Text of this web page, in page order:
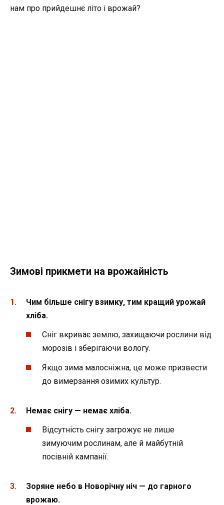
нам про прийдешнє літо і врожай?
Зимові прикмети на врожайність
Чим більше снігу взимку, тим кращий урожай
хліба.
Сніг вкриває землю, захищаючи рослини від
морозів і зберігаючи вологу.
Якщо зима малосніжна, це може призвести
до вимерзання озимих культур.
Немає снігу — немає хліба.
Відсутність снігу загрожує не лише
зимуючим рослинам, але й майбутній
посівній кампанії.
Зоряне небо в Новорічну ніч — до гарного
врожаю.